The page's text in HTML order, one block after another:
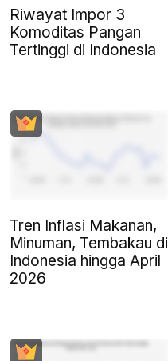
Riwayat Impor 3
Komoditas Pangan
Tertinggi di Indonesia
Tren Inflasi Makanan,
Minuman, Tembakau di
Indonesia hingga April
2026